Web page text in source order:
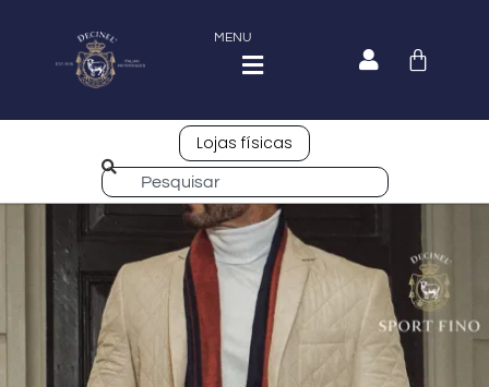
MENU
Lojas físicas